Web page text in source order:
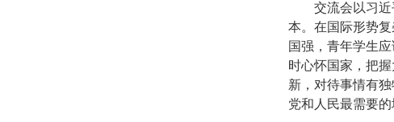
交流会以习
本。在国际形势
国强，青年学生
时心怀国家，把
新，对待事情有
党和人民最需要的